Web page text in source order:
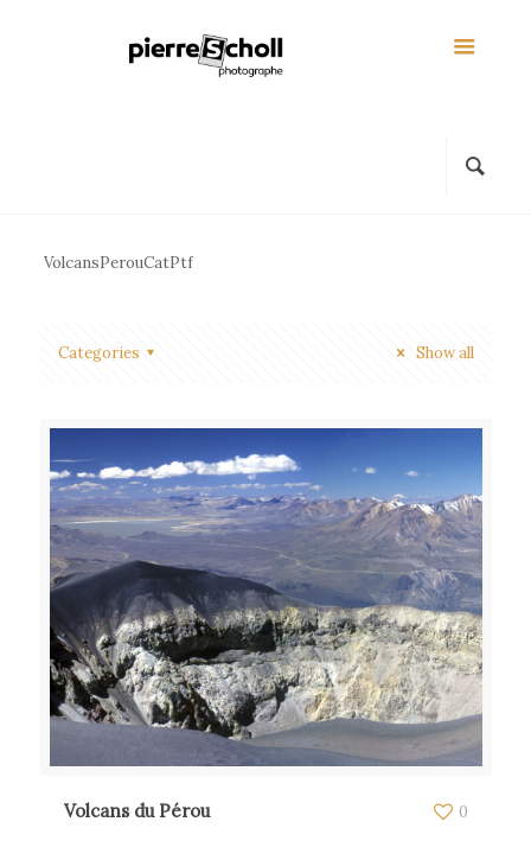
VolcansPerouCatPtf
Categories Show all
Volcans du Pérou 0